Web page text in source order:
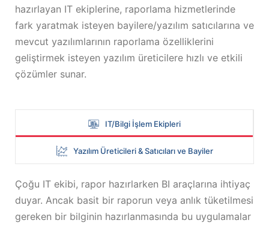
hazırlayan IT ekiplerine, raporlama hizmetlerinde
fark yaratmak isteyen bayilere/yazılım satıcılarına ve
mevcut yazılımlarının raporlama özelliklerini
geliştirmek isteyen yazılım üreticilere hızlı ve etkili
çözümler sunar.
IT/Bilgi İşlem Ekipleri
Yazılım Üreticileri & Satıcıları ve Bayiler
Çoğu IT ekibi, rapor hazırlarken BI araçlarına ihtiyaç
duyar. Ancak basit bir raporun veya anlık tüketilmesi
gereken bir bilginin hazırlanmasında bu uygulamalar